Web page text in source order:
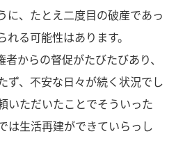
に、たとえ二度目の破産であっ
る可能性はあります。
からの督促がたびたびあり、
ず、不安な日々が続く状況でし
いただいたことでそういった
は生活再建ができていらっし